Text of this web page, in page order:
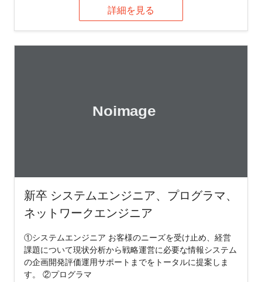
詳細を見る
新卒 システムエンジニア、プログラマ、
ネットワークエンジニア
①システムエンジニア お客様のニーズを受け止め、経営
課題について現状分析から戦略運営に必要な情報システム
の企画開発評価運用サポートまでをトータルに提案しま
す。 ②プログラマ